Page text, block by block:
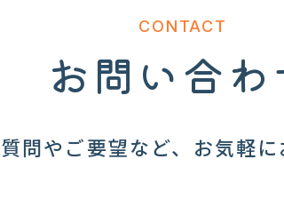
CONTACT
お問い合わ
問やご要望など、お気軽に